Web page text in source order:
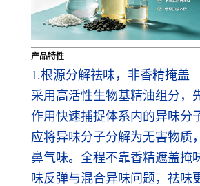
产品特性
1.根源分解祛味，非香精掩盖
采用高活性生物基精油组分，
作用快速捕捉体系内的异味分
应将异味分子分解为无害物质
鼻气味。全程不靠香精遮盖掩
味反弹与混合异味问题，祛味